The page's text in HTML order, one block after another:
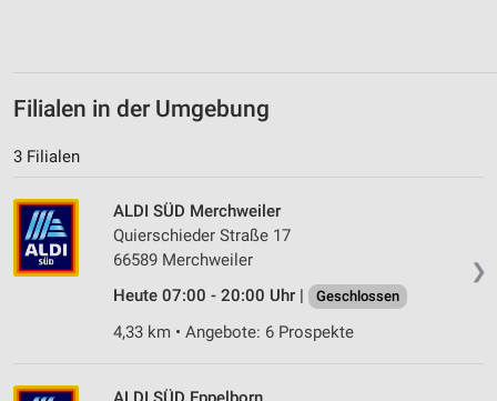
Filialen in der Umgebung
3 Filialen
❯
ALDI SÜD Merchweiler
Quierschieder Straße 17
66589 Merchweiler
Heute 07:00 - 20:00 Uhr |
Geschlossen
4,33 km • Angebote: 6 Prospekte